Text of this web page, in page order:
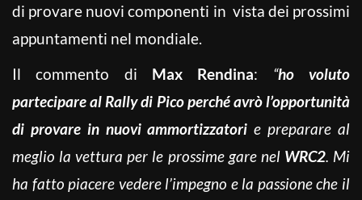
di provare nuovi componenti in vista dei prossimi
appuntamenti nel mondiale.
Il commento di Max Rendina: “ho voluto
partecipare al Rally di Pico perché avrò l’opportunità
di provare in nuovi ammortizzatori e preparare al
meglio la vettura per le prossime gare nel WRC2. Mi
ha fatto piacere vedere l’impegno e la passione che il